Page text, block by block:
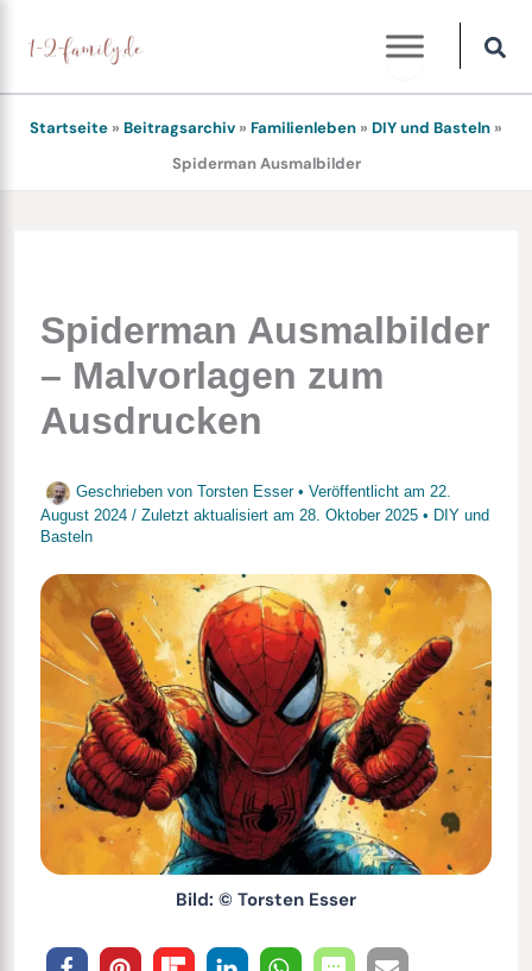
Inhalt
springen
Startseite » Beitragsarchiv » Familienleben » DIY und Basteln »
Spiderman Ausmalbilder
Spiderman Ausmalbilder
– Malvorlagen zum
Ausdrucken
Geschrieben von Torsten Esser • Veröffentlicht am 22.
August 2024 / Zuletzt aktualisiert am 28. Oktober 2025• DIY und
Basteln
Bild: © Torsten Esser